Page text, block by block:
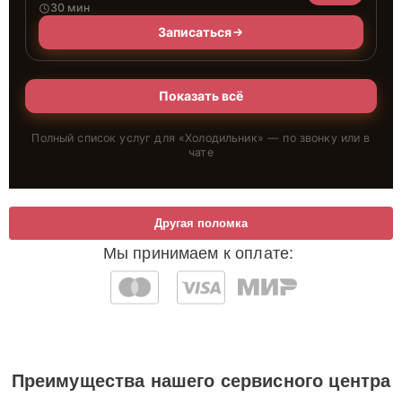
30 мин
Записаться
Показать всё
Полный список услуг для «Холодильник» — по звонку или в
чате
Мы принимаем к оплате:
Другая поломка
Преимущества нашего сервисного центра